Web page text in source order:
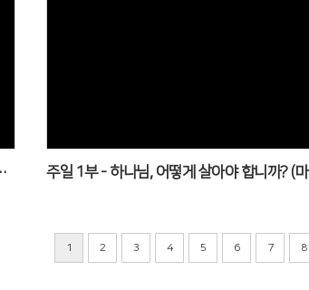
는 이유 (창 22:1~14)
1 2 3 4 5 6 7 8